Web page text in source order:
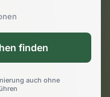
finden
auch ohne